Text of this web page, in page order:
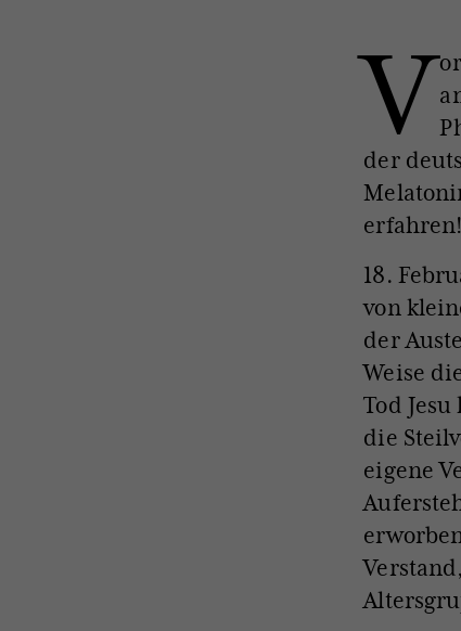
V
der
erfahren!
18.
von
der
Weise
Tod
die
eigene